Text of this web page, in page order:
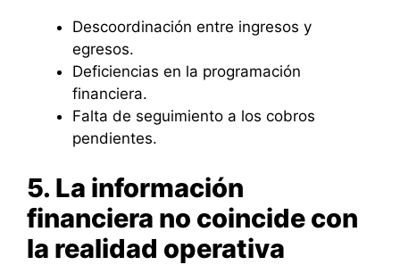
Descoordinación entre ingresos y
egresos.
Deficiencias en la programación
financiera.
Falta de seguimiento a los cobros
pendientes.
5. La información
financiera no coincide con
la realidad operativa